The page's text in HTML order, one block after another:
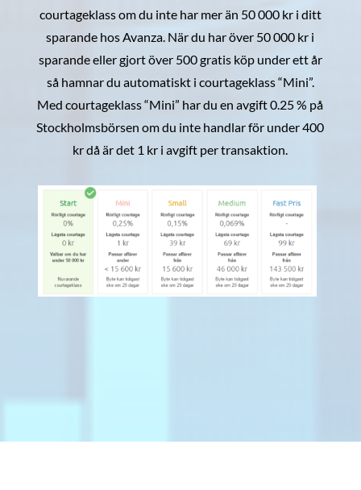
courtageklass om du inte har mer än 50 000 kr i ditt
sparande hos Avanza. När du har över 50 000 kr i
sparande eller gjort över 500 gratis köp under ett år
så hamnar du automatiskt i courtageklass “Mini”.
Med courtageklass “Mini” har du en avgift 0.25 % på
Stockholmsbörsen om du inte handlar för under 400
kr då är det 1 kr i avgift per transaktion.